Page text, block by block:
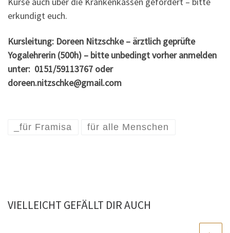
erkundigt euch.
Kursleitung: Doreen Nitzschke – ärztlich geprüfte
Yogalehrerin (500h) – bitte unbedingt vorher anmelden
unter: 0151/59113767 oder
doreen.nitzschke@gmail.com
_für Framisa für alle Menschen
VIELLEICHT GEFÄLLT DIR AUCH